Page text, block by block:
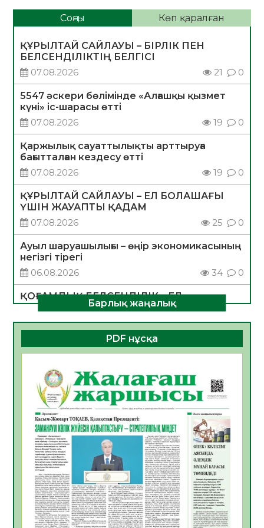
Соңғы Көп қаралған
ҚҰРЫЛТАЙ САЙЛАУЫ – БІРЛІК ПЕН
БЕЛСЕНДІЛІКТІҢ БЕЛГІСІ
07.08.2026
21 0
5547 әскери бөлімінде «Алғашқы қызмет
күні» іс-шарасы өтті
07.08.2026
19 0
Қаржылық сауаттылықты арттыруға
бағытталған кездесу өтті
07.08.2026
19 0
ҚҰРЫЛТАЙ САЙЛАУЫ – ЕЛ БОЛАШАҒЫ
ҮШІН ЖАУАПТЫ ҚАДАМ
07.08.2026
25 0
Ауыл шаруашылығы – өңір экономикасының
негізгі тірегі
06.08.2026
34 0
ҚОҒАМДЫҚ БЕЛСЕНДІЛІК – ЕЛ
ДАМУЫНЫҢ НЕГІЗІ
06.08.2026
32 0
ҚҰРЫЛТАЙ САЙЛАУЫ – БОЛАШАҚҚА
БАСТАР ЖАУАПТЫ ТАҢДАУ
06.08.2026
Инфекциялық ауруларға қарсы иммундау
жұмыстарының тиімділігі
06.08.2026
35
Көкжөтел ауруы туралы
06.08.2026
33
АПВ вакцинасы туралы мәлімет
06.08.2026
33
Open Air: Қызылорда облысы полиция
Барлық жаңалық
PDF нұсқа